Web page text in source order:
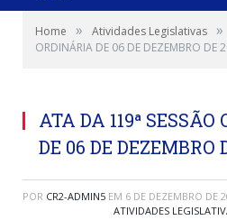
Home » Atividades Legislativas »
ORDINÁRIA DE 06 DE DEZEMBRO DE
ATA DA 119ª
DE 06 DE DEZEMBRO
POR CR2-ADMIN5 EM 6 DE DEZEMBRO DE
ATIVIDADES